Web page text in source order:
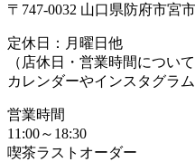
〒747-0032 山口県防府市宮
定休日：月曜日他
（店休日・営業時間につい
カレンダーやインスタグラ
営業時間
11:00～18:30
喫茶ラストオーダー